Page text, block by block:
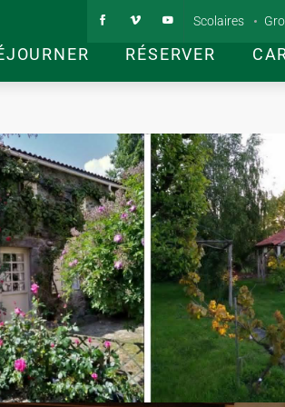
RÉSERVER
Scolaires